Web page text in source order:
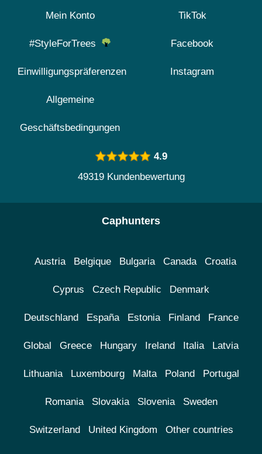
Mein Konto
#StyleForTrees
Einwilligungspräferenzen
Allgemeine
Geschäftsbedingungen
TikTok
Facebook
Instagram
4.9
49319 Kundenbewertung
Caphunters
Austria Belgique Bulgaria Canada Croatia
Cyprus Czech Republic Denmark
Deutschland España Estonia Finland France
Global Greece Hungary Ireland Italia Latvia
Lithuania Luxembourg Malta Poland Portugal
Romania Slovakia Slovenia Sweden
Switzerland United Kingdom Other countries